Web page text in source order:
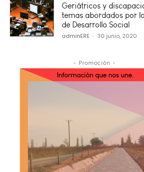
Geriátricos y
temas abordados por
de Desarrollo Social
adminERE - 30 junio, 2020
- Promoción -